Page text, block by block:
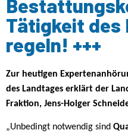
Tätigkeit
regeln! +++
Zur heutigen
des Landtages erklärt der
Fraktion, Jens-Holger
„Unbedingt notwendig sind